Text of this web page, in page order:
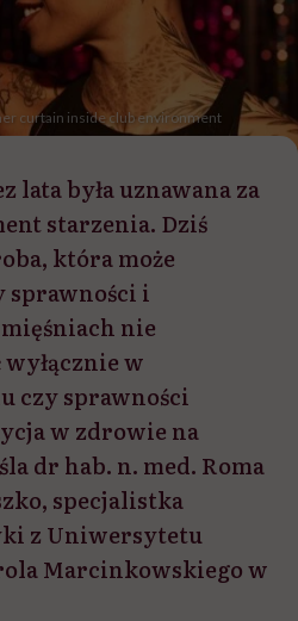
curtain inside club environment
lata była uznawana za
starzenia. Dziś
która może
sprawności i
nie
w
czy sprawności
w zdrowie na
dr hab. n. med. Roma
specjalistka
z Uniwersytetu
Marcinkowskiego w